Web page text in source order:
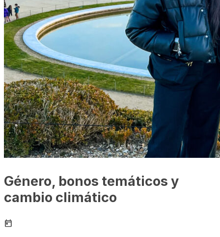
Género, bonos temáticos y
cambio climático
today